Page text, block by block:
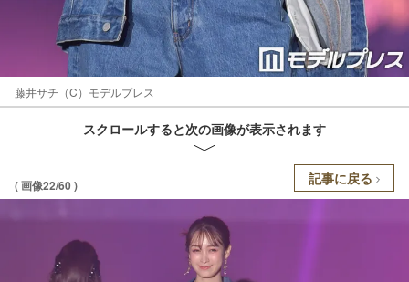
藤井サチ（C）モデルプレス
スクロールすると次の画像が表示されます
( 画像22/60 ) 記事に戻る